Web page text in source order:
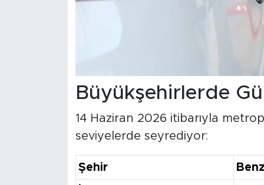
Büyükşehirlerde
14 Haziran 2026 itibarıyla
seviyelerde seyrediyor:
Şehir